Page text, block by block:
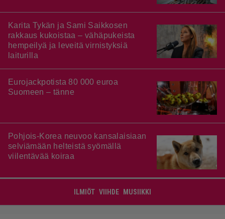
Karita Tykän ja Sami Saikkosen
rakkaus kukoistaa – vähäpukeista
hempeilyä ja leveitä virnistyksiä
laiturilla
Eurojackpotista 80 000 euroa
Suomeen – tänne
Pohjois-Korea neuvoo kansalaisiaan
selviämään helteistä syömällä
viilentävää koiraa
ILMIÖT VIIHDE MUSIIKKI